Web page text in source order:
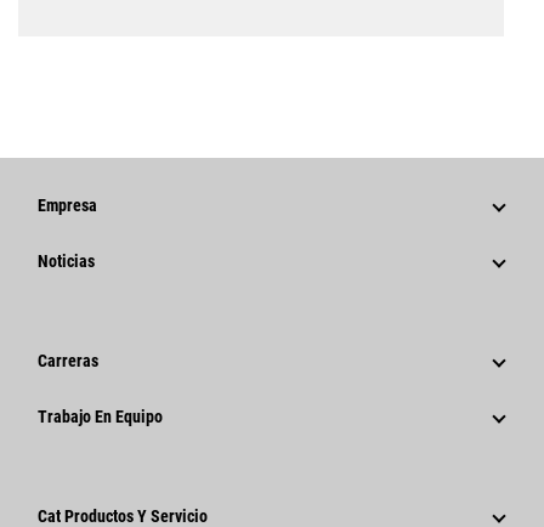
Empresa
Estrategia
Código De Conducta
Innovación
Noticias
Carreras
¿Por Qué Caterpillar?
Trabajo En Equipo
Proveedores
Cat Productos Y Servicio